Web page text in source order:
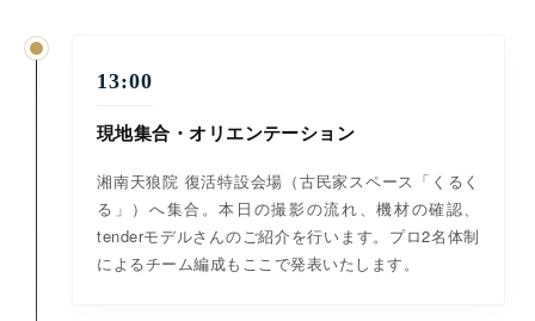
13:00
現地集合・オリエンテーション
湘南天狼院 復活特設会場（古民家スペース「くるく
る」）へ集合。本日の撮影の流れ、機材の確認、
tenderモデルさんのご紹介を行います。プロ2名体制
によるチーム編成もここで発表いたします。